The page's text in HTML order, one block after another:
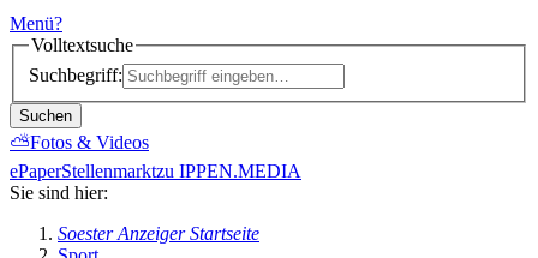
Menü?
Volltextsuche
Suchbegriff:
Suchen
⛅Fotos & Videos
ePaperStellenmarktzu IPPEN.MEDIA
Sie sind hier:
Soester Anzeiger Startseite